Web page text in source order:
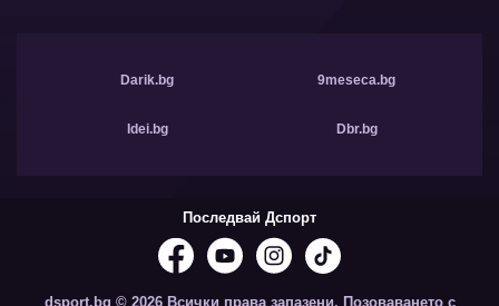
Darik.bg 9meseca.bg
Idei.bg Dbr.bg
Последвай Дспорт
dsport.bg © 2026 Всички права запазени. Позоваването с